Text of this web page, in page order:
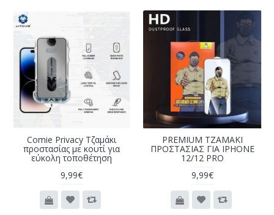
Comie Privacy Τζαμάκι
προστασίας με κουτί για
εύκολη τοποθέτηση
9,99€
PREMIUM ΤΖΑΜΑΚΙ
ΠΡΟΣΤΑΣΙΑΣ ΓΙΑ IPHONE
12/12 PRO
9,99€